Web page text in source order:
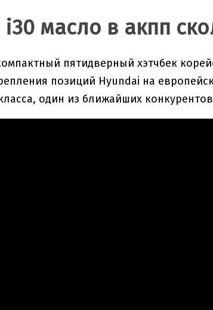
масло в акпп
пятидверный хэтчбек
позиций Hyundai на
один из ближайших